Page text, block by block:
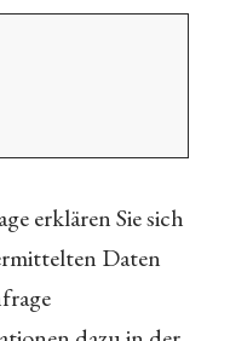
erklären Sie sich
Daten